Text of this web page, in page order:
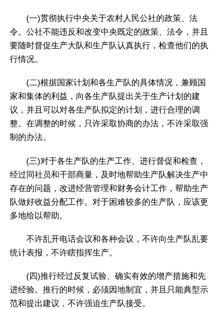
(一)贯彻执行中央关于农村人民公社的政策、法
令。公社不能违反和改变中央既定的政策、法令，并且
要随时督促生产大队和生产队认真执行，检查他们的执
行情况。
(二)根据国家计划和各生产队的具体情况，兼顾国
家和集体的利益，向各生产队提出关于生产计划的建
议，并且可以对各生产队拟定的计划，进行合理的调
整。在调整的时候，只许采取协商的办法，不许采取强
制的办法。
(三)对于各生产队的生产工作、进行督促和检查，
经过同社员和干部商量，及时地帮助生产队解决生产中
存在的问题，改进经营管理和财务会计工作，帮助生产
队做好收益分配工作。对于困难较多的生产队，应该更
多地给以帮助。
不许乱开电话会议和各种会议，不许向生产队乱要
统计表报，不许瞎指挥生产。
(四)推行经过反复试验、确实有效的增产措施和先
进经验。推行的时候，必须因地制宜，并且只能典型示
范和提出建议，不许强迫生产队接受。